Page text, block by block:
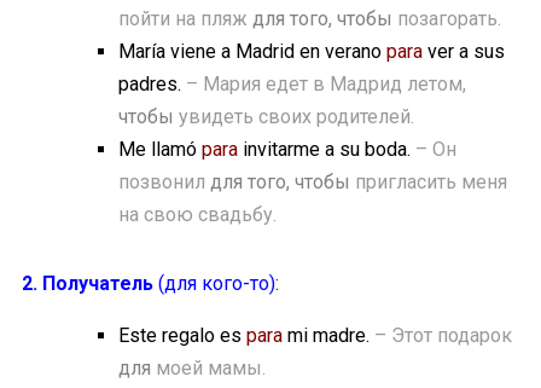
пойти на пляж для того, чтобы позагорать.
María viene a Madrid en verano para ver a sus
padres. – Мария едет в Мадрид летом,
чтобы увидеть своих родителей.
Me llamó para invitarme a su boda. – Он
позвонил для того, чтобы пригласить меня
на свою свадьбу.
2. Получатель (для кого-то):
Este regalo es para mi madre. – Этот подарок
для моей мамы.